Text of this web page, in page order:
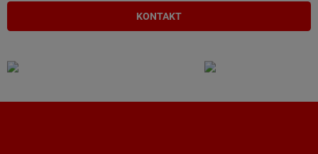
KONTAKT